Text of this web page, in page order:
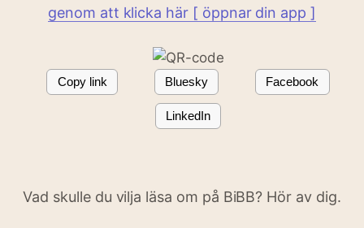
genom att klicka här [ öppnar din app ]
Copy link Bluesky Facebook
LinkedIn
Vad skulle du vilja läsa om på BiBB? Hör av dig.